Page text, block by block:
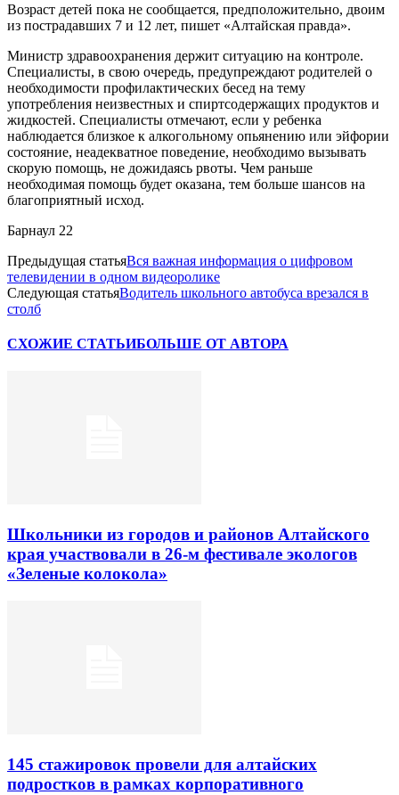
Возраст детей пока не сообщается, предположительно, двоим
из пострадавших 7 и 12 лет, пишет «Алтайская правда».
Министр здравоохранения держит ситуацию на контроле.
Специалисты, в свою очередь, предупреждают родителей о
необходимости профилактических бесед на тему
употребления неизвестных и спиртсодержащих продуктов и
жидкостей. Специалисты отмечают, если у ребенка
наблюдается близкое к алкогольному опьянению или эйфории
состояние, неадекватное поведение, необходимо вызывать
скорую помощь, не дожидаясь рвоты. Чем раньше
необходимая помощь будет оказана, тем больше шансов на
благоприятный исход.
Барнаул 22
Предыдущая статьяВся важная информация о цифровом
телевидении в одном видеоролике
Следующая статьяВодитель школьного автобуса врезался в
столб
СХОЖИЕ СТАТЬИБОЛЬШЕ ОТ АВТОРА
Школьники из городов и районов Алтайского
края участвовали в 26-м фестивале экологов
«Зеленые колокола»
145 стажировок провели для алтайских
подростков в рамках корпоративного